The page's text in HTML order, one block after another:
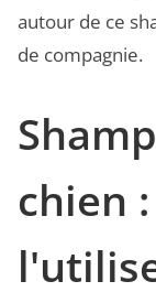
autour de ce
de compagnie.
chien